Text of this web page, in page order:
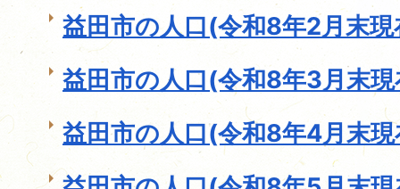
益田市の人口(令和8年2月末
益田市の人口(令和8年3月末
益田市の人口(令和8年4月末